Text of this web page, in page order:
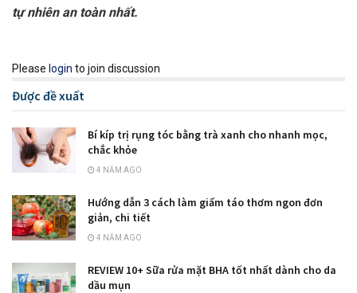
tự nhiên an toàn nhất.
Please login to join discussion
Được đề xuất
Bí kíp trị rụng tóc bằng trà xanh cho nhanh mọc,
chắc khỏe
4 NĂM AGO
Hướng dẫn 3 cách làm giấm táo thơm ngon đơn
giản, chi tiết
4 NĂM AGO
REVIEW 10+ Sữa rửa mặt BHA tốt nhất dành cho da
dầu mụn